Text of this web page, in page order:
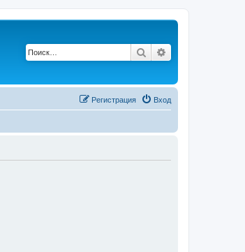
Поиск
Вход
Регистрация